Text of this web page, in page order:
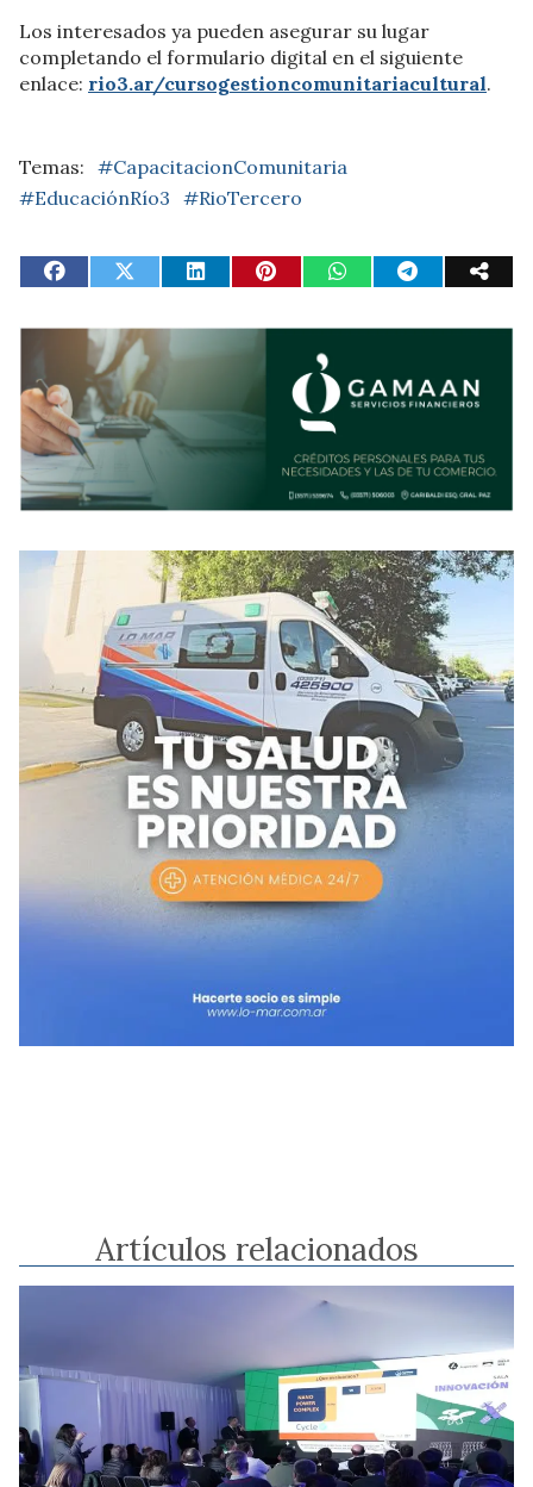
Los interesados ya pueden asegurar su lugar
completando el formulario digital en el siguiente
enlace: rio3.ar/cursogestioncomunitariacultural.
#CapacitacionComunitaria
#EducaciónRío3
#RioTercero
Artículos relacionados